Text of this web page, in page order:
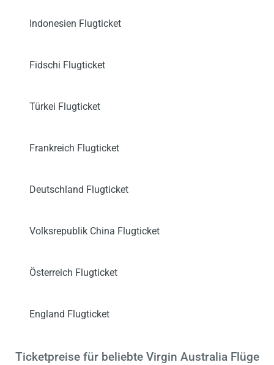
Indonesien Flugticket
Fidschi Flugticket
Türkei Flugticket
Frankreich Flugticket
Deutschland Flugticket
Volksrepublik China Flugticket
Österreich Flugticket
England Flugticket
Ticketpreise für beliebte Virgin Australia Flüge